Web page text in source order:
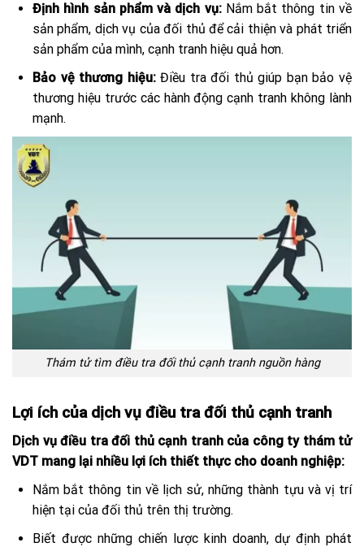
Định hình sản phẩm và dịch vụ:Nắm bắt thông tin về
sản phẩm, dịch vụ của đối thủ để cải thiện và phát triển
sản phẩm của mình, cạnh tranh hiệu quả hơn.
Bảo vệ thương hiệu:Điều tra đối thủ giúp bạn bảo vệ
thương hiệu trước các hành động cạnh tranh không lành
mạnh.
Thám tử tìm điều tra đối thủ cạnh tranh nguồn hàng
Lợi ích của dịch vụ điều tra đối thủ cạnh tranh
Dịch vụ điều tra đối thủ cạnh tranh của công ty thám tử
VDT mang lại nhiều lợi ích thiết thực cho doanh nghiệp:
Nắm bắt thông tin về lịch sử, những thành tựu và vị trí
hiện tại của đối thủ trên thị trường.
Biết được những chiến lược kinh doanh, dự định phát